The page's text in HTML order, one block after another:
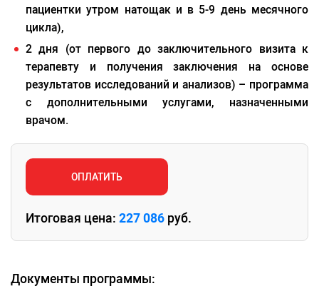
пациентки утром натощак и в 5-9 день месячного
цикла),
2 дня (от первого до заключительного визита к
терапевту и получения заключения на основе
результатов исследований и анализов) – программа
с дополнительными услугами, назначенными
врачом.
ОПЛАТИТЬ
Итоговая цена: 227 086 руб.
Документы программы: